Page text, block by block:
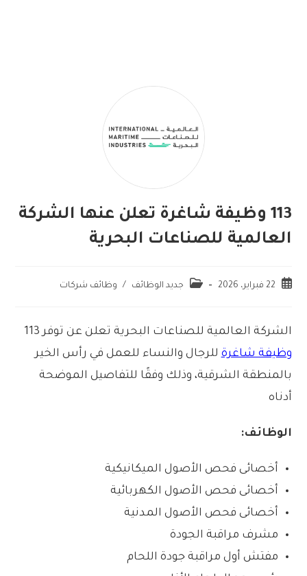
113 وظيفة شاغرة تعلن عنها الشركة
العالمية للصناعات البحرية
22 فبراير، 2026 جديد الوظائف / وظائف شركات
الشركة العالمية للصناعات البحرية تعلن عن توفر 113
وظيفة شاغرة للرجال والنساء للعمل في رأس الخير
بالمنطقة الشرقية، وذلك وفقًا للتفاصيل الموضحة
أدناه
الوظائف:
أخصائى فحص الأصول الميكانيكية
أخصائى فحص الأصول الكهربائية
أخصائى فحص الأصول المدنية
مشرف مراقبة الجودة
مفتش أول مراقبة جودة اللحام